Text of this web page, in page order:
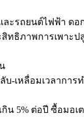
ะรถยนต์ไฟฟ้า ดอก
ธิภาพการเพาะป
ลื่อมเวลาการทำ
น 5% ต่อปี ซื้อมอ